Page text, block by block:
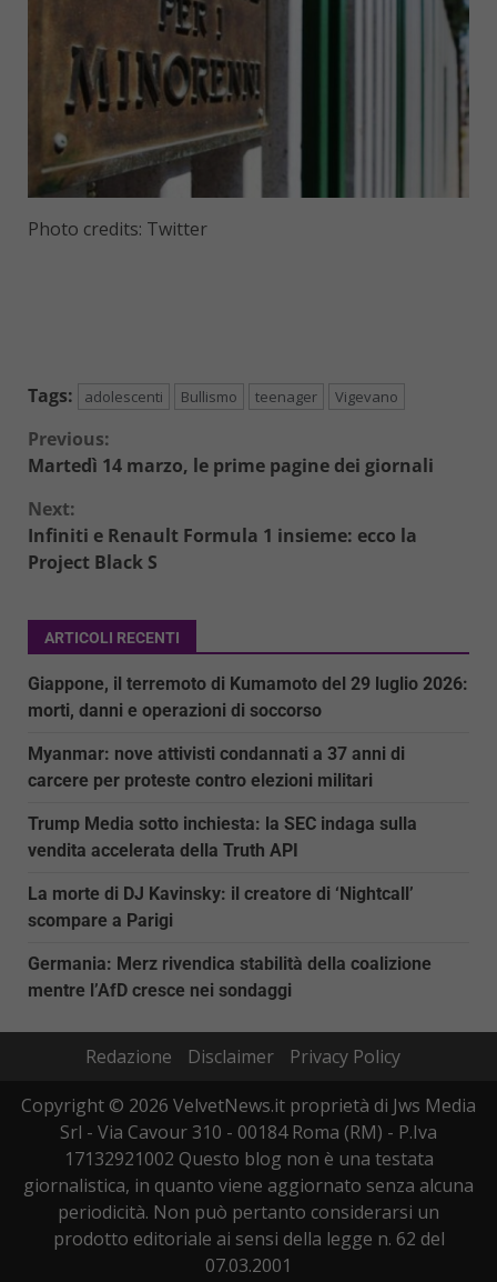
Photo credits: Twitter
Tags: adolescenti Bullismo teenager Vigevano
Continue
Previous:
Martedì 14 marzo, le prime pagine dei giornali
Next:
Infiniti e Renault Formula 1 insieme: ecco la
Project Black S
ARTICOLI RECENTI
Giappone, il terremoto di Kumamoto del 29 luglio 2026:
morti, danni e operazioni di soccorso
Myanmar: nove attivisti condannati a 37 anni di
carcere per proteste contro elezioni militari
Trump Media sotto inchiesta: la SEC indaga sulla
vendita accelerata della Truth API
La morte di DJ Kavinsky: il creatore di ‘Nightcall’
scompare a Parigi
Germania: Merz rivendica stabilità della coalizione
mentre l’AfD cresce nei sondaggi
Redazione Disclaimer
Privacy Policy
Copyright © 2026 VelvetNews.it proprietà di Jws Media
Srl - Via Cavour 310 - 00184 Roma (RM) - P.Iva
17132921002 Questo blog non è una testata
giornalistica, in quanto viene aggiornato senza alcuna
periodicità. Non può pertanto considerarsi un
prodotto editoriale ai sensi della legge n. 62 del
07.03.2001